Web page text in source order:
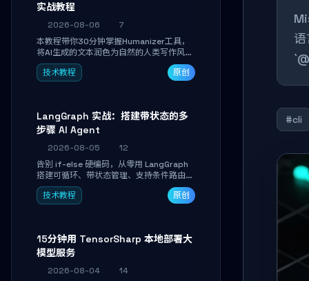
实战教程
2026-08-06
7
本教程带你30分钟掌握Humanizer工具，
将AI生成的文本润色为自然的人类写作风
格。通过安装配置、实战示例和语音校准，
让你的内容告别AI痕迹，匹配个人写作习
技术教程 原创
LangGraph 实战：搭建带状态的多
步骤 AI Agent
2026-08-05
12
告别 if-else 硬编码，从零用 LangGraph
搭建可循环、带状态管理、支持条件路由的
多步骤 AI 代理。学完能独立编写包含自动
决策、工具调用和持久化状态的复杂工作
技术教程 原创
15分钟用 TensorSharp 本地部署大
模型服务
2026-08-04
14
语
#cli